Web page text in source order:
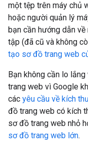
một tệp trên máy chủ
hoặc người quản lý
bạn cần hướng dẫn
tập (đã cũ và không
tạo sơ đồ trang web
Bạn không cần lo
trang web vì Google
các yêu cầu về kích
đồ trang web có kích
sơ đồ trang web nhỏ
sơ đồ trang web lớn.